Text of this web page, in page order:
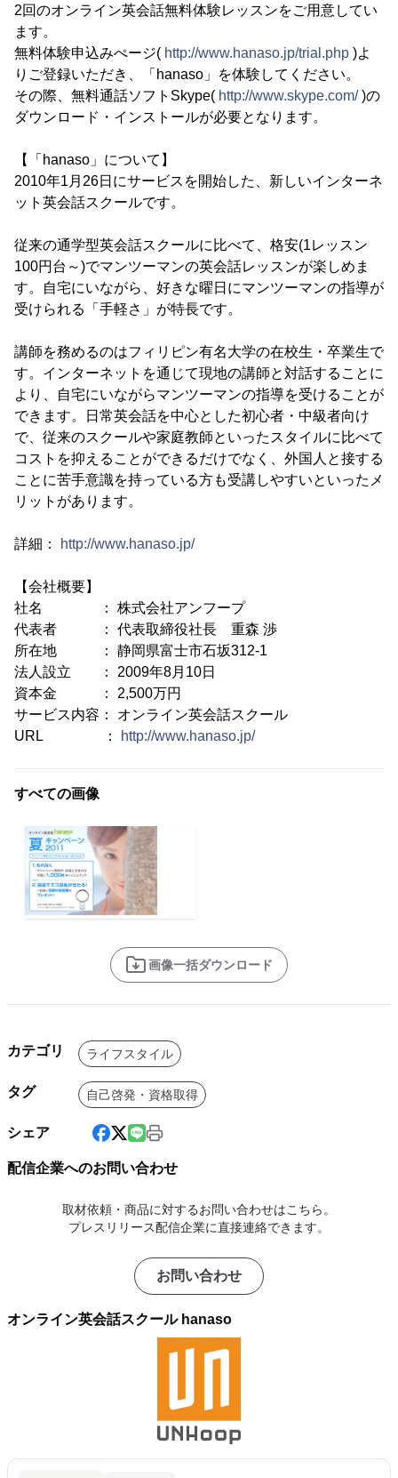
2回のオンライン英会話無料体験レッスンをご用意してい
ます。
無料体験申込みぺージ( http://www.hanaso.jp/trial.php )よ
りご登録いただき、「hanaso」を体験してください。
その際、無料通話ソフトSkype( http://www.skype.com/)の
ダウンロード・インストールが必要となります。
【「hanaso」について】
2010年1月26日にサービスを開始した、新しいインターネ
ット英会話スクールです。
従来の通学型英会話スクールに比べて、格安(1レッスン
100円台～)でマンツーマンの英会話レッスンが楽しめま
す。自宅にいながら、好きな曜日にマンツーマンの指導が
受けられる「手軽さ」が特長です。
講師を務めるのはフィリピン有名大学の在校生・卒業生で
す。インターネットを通じて現地の講師と対話することに
より、自宅にいながらマンツーマンの指導を受けることが
できます。日常英会話を中心とした初心者・中級者向け
で、従来のスクールや家庭教師といったスタイルに比べて
コストを抑えることができるだけでなく、外国人と接する
ことに苦手意識を持っている方も受講しやすいといったメ
リットがあります。
詳細： http://www.hanaso.jp/
【会社概要】
社名 ： 株式会社アンフープ
代表者 ： 代表取締役社長 重森 渉
所在地 ： 静岡県富士市石坂312-1
法人設立 ： 2009年8月10日
資本金 ： 2,500万円
サービス内容： オンライン英会話スクール
URL ：
http://www.hanaso.jp/
すべての画像
画像一括ダウンロード
カテゴリ ライフスタイル
タグ 自己啓発・資格取得
シェア
配信企業へのお問い合わせ
取材依頼・商品に対するお問い合わせはこちら。
プレスリリース配信企業に直接連絡できます。
お問い合わせ
オンライン英会話スクール hanaso